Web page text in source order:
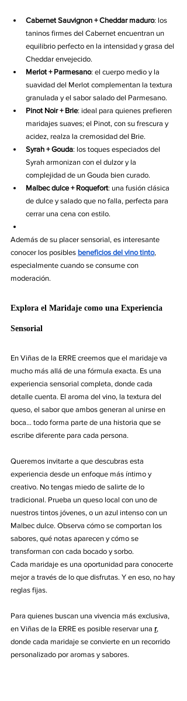
Cabernet Sauvignon + Cheddar maduro: los
taninos firmes del Cabernet encuentran un
equilibrio perfecto en la intensidad y grasa del
Cheddar envejecido.
Merlot + Parmesano: el cuerpo medio y la
suavidad del Merlot complementan la textura
granulada y el sabor salado del Parmesano.
Pinot Noir + Brie: ideal para quienes prefieren
maridajes suaves; el Pinot, con su frescura y
acidez, realza la cremosidad del Brie.
Syrah + Gouda: los toques especiados del
Syrah armonizan con el dulzor y la
complejidad de un Gouda bien curado.
Malbec dulce + Roquefort: una fusión clásica
de dulce y salado que no falla, perfecta para
cerrar una cena con estilo.
Además de su placer sensorial, es interesante
conocer los posibles beneficios del vino tinto,
especialmente cuando se consume con
moderación.
Explora el Maridaje como una Experiencia
Sensorial
En Viñas de la ERRE creemos que el maridaje va
mucho más allá de una fórmula exacta. Es una
experiencia sensorial completa, donde cada
detalle cuenta. El aroma del vino, la textura del
queso, el sabor que ambos generan al unirse en
boca... todo forma parte de una historia que se
escribe diferente para cada persona.
Queremos invitarte a que descubras esta
experiencia desde un enfoque más íntimo y
creativo. No tengas miedo de salirte de lo
tradicional. Prueba un queso local con uno de
nuestros tintos jóvenes, o un azul intenso con un
Malbec dulce. Observa cómo se comportan los
sabores, qué notas aparecen y cómo se
transforman con cada bocado y sorbo.
Cada maridaje es una oportunidad para conocerte
mejor a través de lo que disfrutas. Y en eso, no hay
reglas fijas.
Para quienes buscan una vivencia más exclusiva,
en Viñas de la ERRE es posible reservar una r,
donde cada maridaje se convierte en un recorrido
personalizado por aromas y sabores.